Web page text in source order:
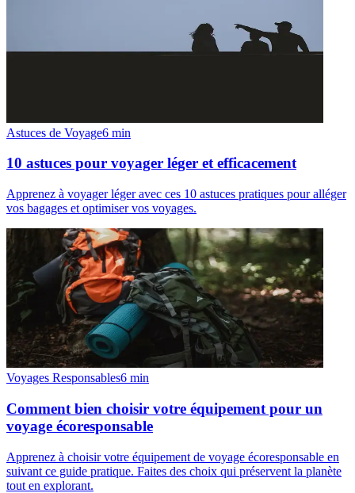
Astuces de Voyage6 min
10 astuces pour voyager léger et efficacement
Apprenez à voyager léger avec ces 10 astuces pratiques pour alléger
vos bagages et optimiser vos voyages.
Voyages Responsables6 min
Comment bien choisir votre équipement pour un
voyage écoresponsable
Apprenez à choisir votre équipement de voyage écoresponsable en
suivant ce guide pratique. Faites des choix qui préservent la planète
tout en explorant.